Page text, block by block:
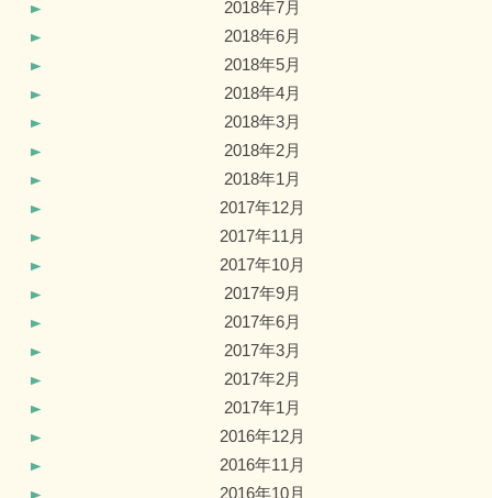
2018年7月
2018年6月
2018年5月
2018年4月
2018年3月
2018年2月
2018年1月
2017年12月
2017年11月
2017年10月
2017年9月
2017年6月
2017年3月
2017年2月
2017年1月
2016年12月
2016年11月
2016年10月